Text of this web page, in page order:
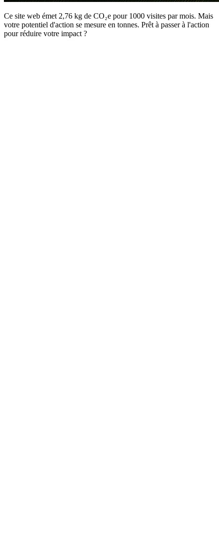
Ce site web émet 2,76 kg de CO₂e pour 1000 visites par mois. Mais
votre potentiel d'action se mesure en tonnes. Prêt à passer à l'action
pour réduire votre impact ?